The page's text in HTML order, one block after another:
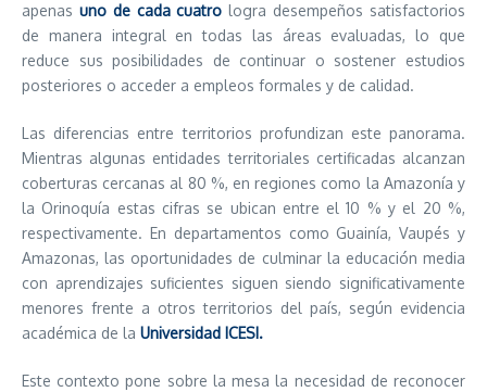
apenas uno de cada cuatro logra desempeños satisfactorios
de manera integral en todas las áreas evaluadas, lo que
reduce sus posibilidades de continuar o sostener estudios
posteriores o acceder a empleos formales y de calidad.
Las diferencias entre territorios profundizan este panorama.
Mientras algunas entidades territoriales certificadas alcanzan
coberturas cercanas al 80 %, en regiones como la Amazonía y
la Orinoquía estas cifras se ubican entre el 10 % y el 20 %,
respectivamente. En departamentos como Guainía, Vaupés y
Amazonas, las oportunidades de culminar la educación media
con aprendizajes suficientes siguen siendo significativamente
menores frente a otros territorios del país, según evidencia
académica de la Universidad ICESI.
Este contexto pone sobre la mesa la necesidad de reconocer